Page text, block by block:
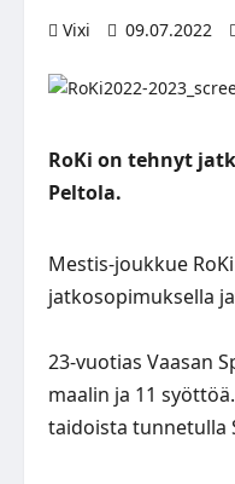
Vixi 09.07.2022
RoKi on tehnyt
Peltola.
Mestis-joukkue
jatkosopimuksella
23-vuotias Vaasan
maalin ja 11
taidoista tunnetulla